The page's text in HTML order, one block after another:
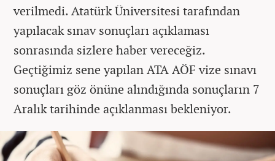
verilmedi. Atatürk Üniversitesi tarafından
yapılacak sınav sonuçları açıklaması
sonrasında sizlere haber vereceğiz.
Geçtiğimiz sene yapılan ATA AÖF vize sınavı
sonuçları göz önüne alındığında sonuçların 7
Aralık tarihinde açıklanması bekleniyor.